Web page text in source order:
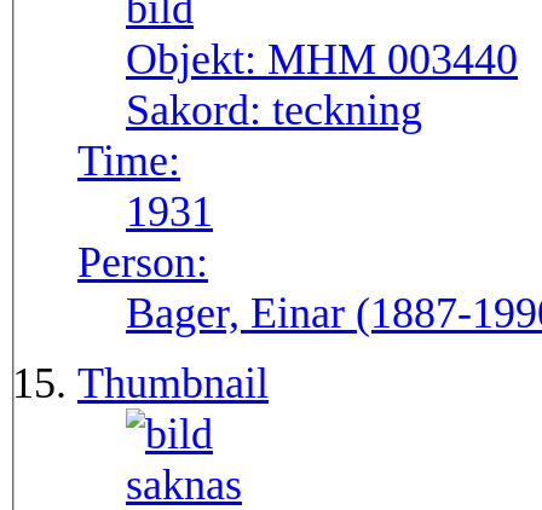
Objekt: MHM 003440
Sakord: teckning
Time:
1931
Person:
Bager, Einar (1887-
Thumbnail